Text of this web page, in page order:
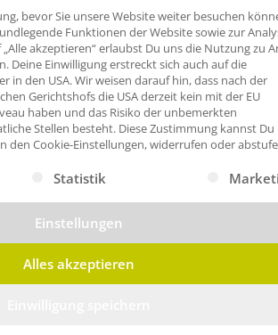
bevor Sie unsere Website weiter besuchen
Funktionen der Website sowie zur
akzeptieren“ erlaubst Du uns die Nutzung zu
Deine Einwilligung erstreckt sich auch auf die
in den USA. Wir weisen darauf hin, dass nach der
Gerichtshofs die USA derzeit kein mit der EU
haben und das Risiko der unbemerkten
Stellen besteht. Diese Zustimmung kannst Du
den Cookie-Einstellungen, widerrufen oder
Gruppen, für die eine Einwilligung
Statistik
Einstellungen
Alles akzeptieren